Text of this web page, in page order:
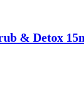
& Detox